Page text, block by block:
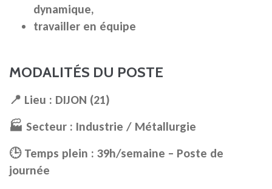
dynamique,
travailler en équipe
MODALITÉS DU POSTE
📍 Lieu : DIJON (21)
🏭 Secteur : Industrie / Métallurgie
🕒 Temps plein : 39h/semaine – Poste de
journée